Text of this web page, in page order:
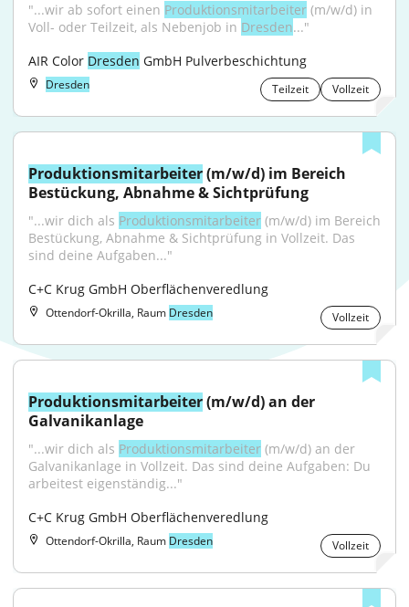
"...wir ab sofort einen Produktionsmitarbeiter (m/w/d) in
Voll- oder Teilzeit, als Nebenjob in Dresden..."
AIR Color Dresden GmbH Pulverbeschichtung
Dresden Teilzeit Vollzeit
Produktionsmitarbeiter (m/w/d) im Bereich
Bestückung, Abnahme & Sichtprüfung
"...wir dich als Produktionsmitarbeiter (m/w/d) im Bereich
Bestückung, Abnahme & Sichtprüfung in Vollzeit. Das
sind deine Aufgaben..."
C+C Krug GmbH Oberflächenveredlung
Ottendorf-Okrilla, Raum Dresden Vollzeit
Produktionsmitarbeiter (m/w/d) an der
Galvanikanlage
"...wir dich als Produktionsmitarbeiter (m/w/d) an der
Galvanikanlage in Vollzeit. Das sind deine Aufgaben: Du
arbeitest eigenständig..."
C+C Krug GmbH Oberflächenveredlung
Ottendorf-Okrilla, Raum Dresden Vollzeit